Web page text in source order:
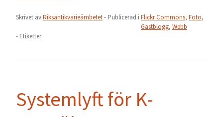
Skrivet avRiksantikvarieämbetet- Publicerad i Flickr Commons, Foto,
Gästblogg, Webb
- Etiketter
Systemlyft för K-